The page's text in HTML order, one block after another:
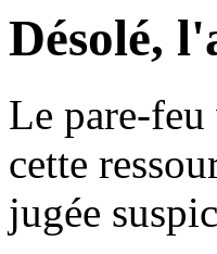
Désolé,
Le pare-
cette
jugée